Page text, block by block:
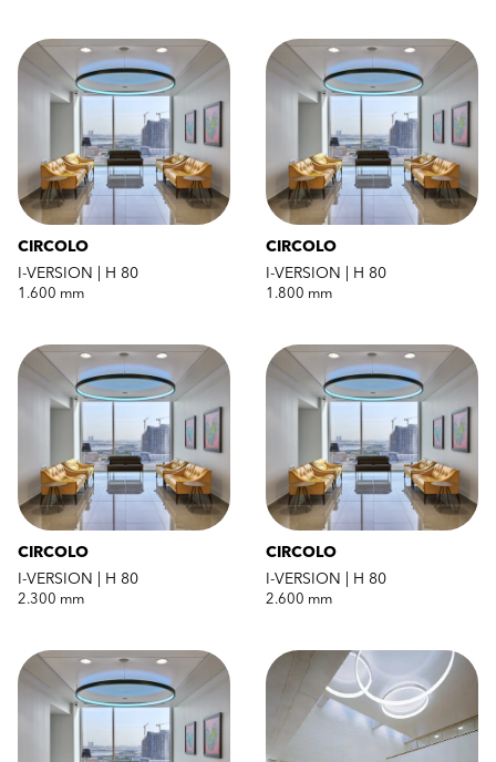
CIRCOLO
I-VERSION | H 80
1.600 mm
CIRCOLO
I-VERSION | H 80
1.800 mm
CIRCOLO
I-VERSION | H 80
2.300 mm
CIRCOLO
I-VERSION | H 80
2.600 mm